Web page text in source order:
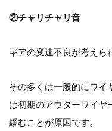
②チャリチャリ音
ギアの変速不良が考えら
その多くは一般的にワイ
は初期のアウターワイヤ
緩むことが原因です。